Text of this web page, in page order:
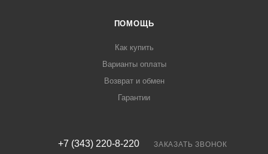
ПОМОЩЬ
Как купить
Варианты оплаты
Возврат и обмен
Гарантии
+7 (343) 220-8-220 ЗАКАЗАТЬ ЗВОНОК